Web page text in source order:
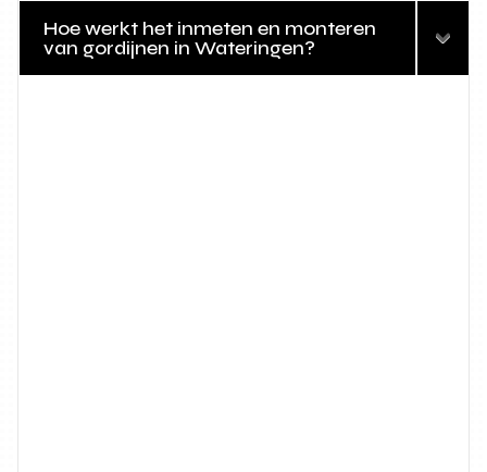
Hoe werkt het inmeten en monteren
van gordijnen in Wateringen?